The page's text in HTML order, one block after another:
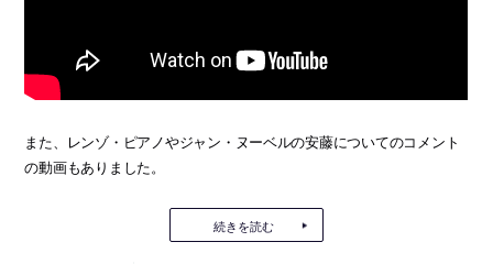
また、レンゾ・ピアノやジャン・ヌーベルの安藤についてのコメント
の動画もありました。
続きを読む